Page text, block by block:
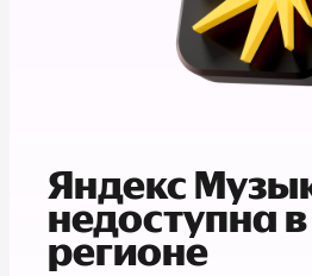
Яндекс
недоступна
регионе